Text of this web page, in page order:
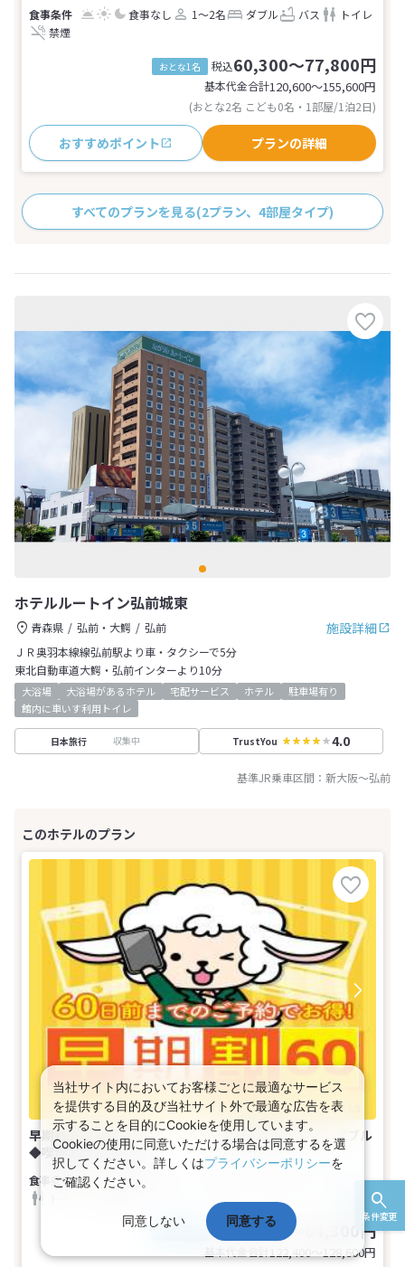
条件変更
食事なし 1～2名 ダブル バス
トイレ
禁煙
おとな1名 税込60,300～77,800円
基本代金合計120,600〜155,600円
(おとな2名 こども0名・1部屋/1泊2日)
おすすめポイント プランの詳細
すべてのプランを見る(2プラン、4部屋タイプ)
ホテルルートイン弘前城東
施設詳細
青森県 弘前・大鰐
弘前
ＪＲ奥羽本線線弘前駅より車・タクシーで5分
東北自動車道大鰐・弘前インターより10分
大浴場 大浴場があるホテル 宅配サービス ホテル
駐車場有り
館内に車いす利用トイレ
日本旅行 収集中 TrustYou 4.0
基準JR乗車区間： 新大阪～弘前
早期割引60日前プラン♪ ※大型車輛駐車不可セミダブル
◆喫煙室◆(2名1室)
朝食付き
おとな1名 税込 61,200～64,300円
122,400〜128,600円
当社サイト内においてお客様ごとに最適なサービス
を提供する目的及び当社サイト外で最適な広告を表
示することを目的にCookieを使用しています。
Cookieの使用に同意いただける場合は同意するを選
択してください。詳しくはプライバシーポリシーを
ご確認ください。
同意しない 同意する